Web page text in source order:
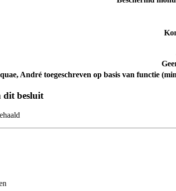
André toegeschreven op basis van functie
dit besluit